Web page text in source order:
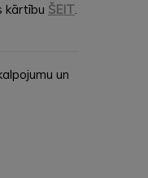
kārtību ŠEIT.
un